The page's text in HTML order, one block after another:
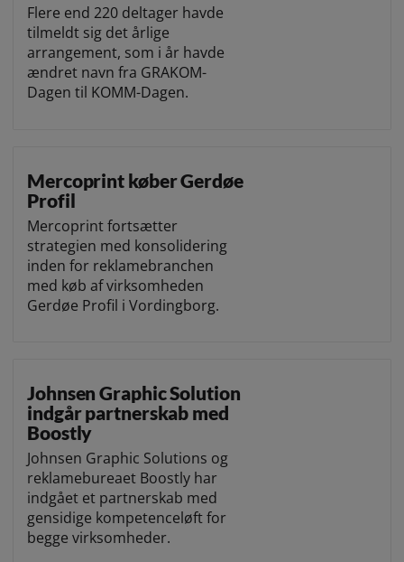
Flere end 220 deltager havde
tilmeldt sig det årlige
arrangement, som i år havde
ændret navn fra GRAKOM-
Dagen til KOMM-Dagen.
Mercoprint køber Gerdøe
Profil
Mercoprint fortsætter
strategien med konsolidering
inden for reklamebranchen
med køb af virksomheden
Gerdøe Profil i Vordingborg.
Johnsen Graphic Solution
indgår partnerskab med
Boostly
Johnsen Graphic Solutions og
reklamebureaet Boostly har
indgået et partnerskab med
gensidige kompetenceløft for
begge virksomheder.